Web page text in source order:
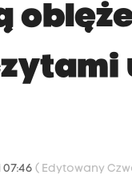
07:46( Edytowany